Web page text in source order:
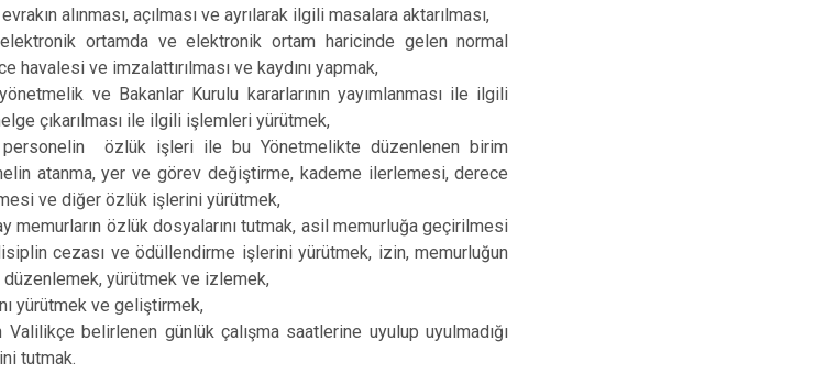
alınması, açılması ve ayrılarak ilgili masalara aktarılması,
ortamda ve elektronik ortam haricinde gelen normal
havalesi ve imzalattırılması ve kaydını yapmak,
ve Bakanlar Kurulu kararlarının yayımlanması ile ilgili
çıkarılması ile ilgili işlemleri yürütmek,
özlük işleri ile bu Yönetmelikte düzenlenen birim
atanma, yer ve görev değiştirme, kademe ilerlemesi, derece
ve diğer özlük işlerini yürütmek,
memurların özlük dosyalarını tutmak, asil memurluğa geçirilmesi
cezası ve ödüllendirme işlerini yürütmek, izin, memurluğun
yürütmek ve izlemek,
yürütmek ve geliştirmek,
belirlenen günlük çalışma saatlerine uyulup uyulmadığı
tutmak.